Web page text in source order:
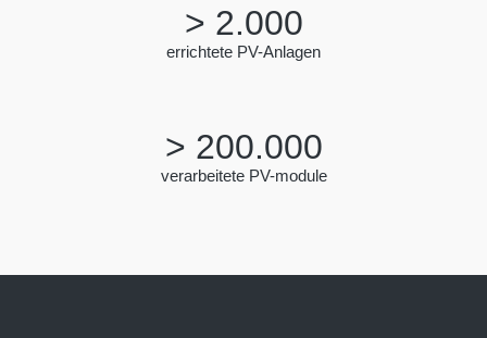
> 2.000
errichtete PV-Anlagen
> 200.000
verarbeitete PV-module